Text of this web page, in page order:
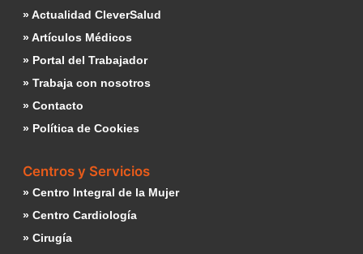
» Actualidad CleverSalud
» Artículos Médicos
» Portal del Trabajador
» Trabaja con nosotros
» Contacto
» Política de Cookies
Centros y Servicios
» Centro Integral de la Mujer
» Centro Cardiología
» Cirugía